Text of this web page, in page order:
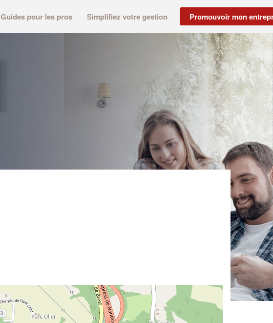
Guides pour les pros Simplifiez votre gestion Promouvoir mon